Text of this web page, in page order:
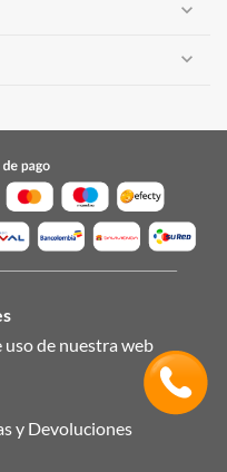
expand_more
expand_more
uso de nuestra web
y Devoluciones